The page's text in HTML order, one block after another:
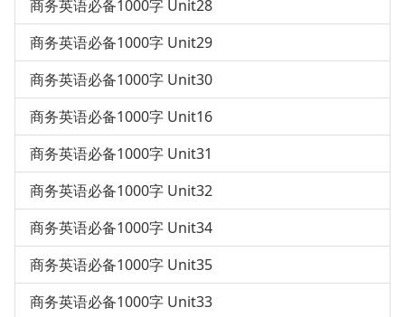
商务英语必备1000字 Unit28
商务英语必备1000字 Unit29
商务英语必备1000字 Unit30
商务英语必备1000字 Unit16
商务英语必备1000字 Unit31
商务英语必备1000字 Unit32
商务英语必备1000字 Unit34
商务英语必备1000字 Unit35
商务英语必备1000字 Unit33